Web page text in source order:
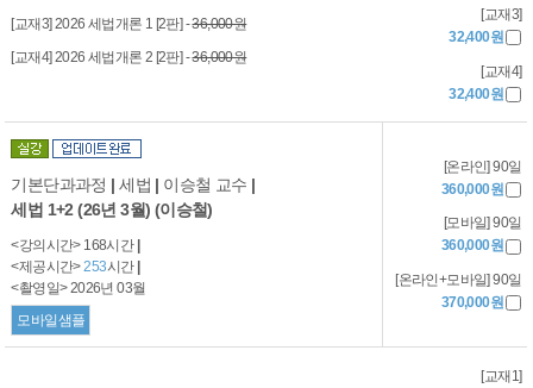
[교재3] 2026 세법개론 1 [2판] -36,000원
[교재4] 2026 세법개론 2 [2판] -36,000원
[교재3]
32,400원
[교재4]
32,400원
기본단과과정 | 세법 | 이승철 교수 |
세법 1+2 (26년 3월) (이승철)
<강의시간> 168시간
<제공시간>253시간
<촬영일> 2026년 03월
모바일샘플
[온라인] 90일
360,000원
[모바일] 90일
360,000원
[온라인+모바일] 90일
370,000원
[교재1]